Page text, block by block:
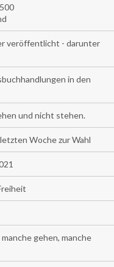
veröffentlicht - darunter
in den
und nicht stehen.
Woche zur Wahl
gehen, manche